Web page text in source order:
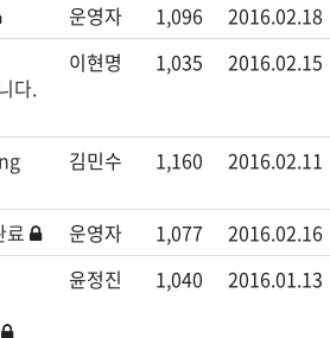
운영자 1,096
2016.02.18
다.
이현명 1,035 2016.02.15
김민수 1,160 2016.02.11
료 운영자 1,077
2016.02.16
윤정진 1,040 2016.01.13